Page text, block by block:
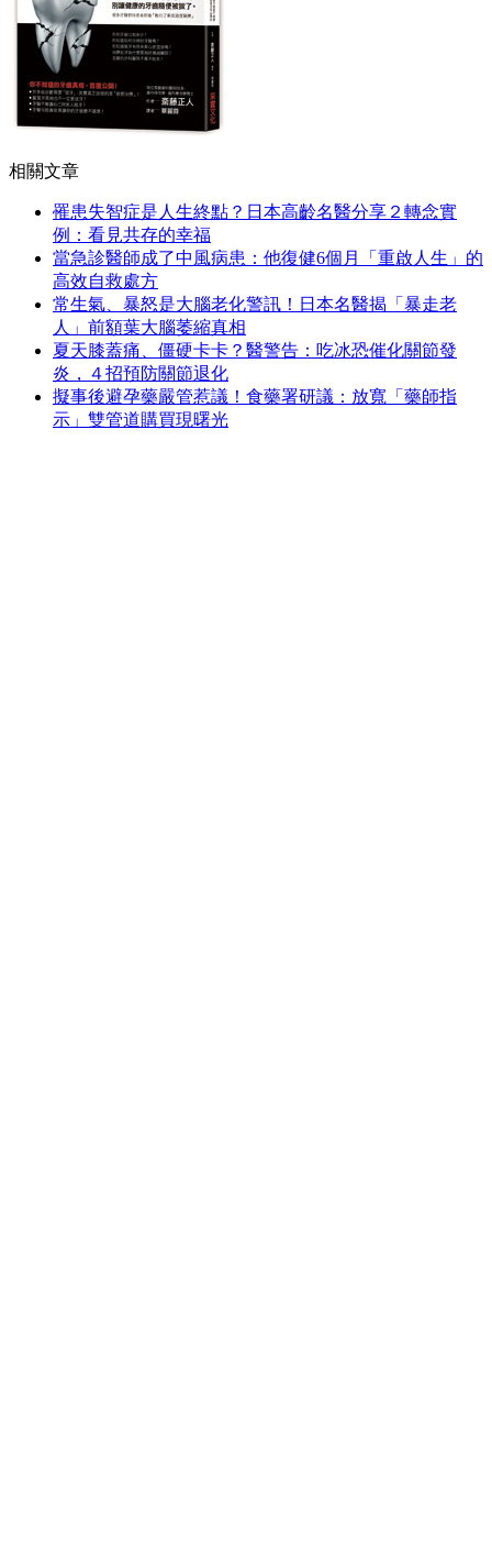
相關文章
罹患失智症是人生終點？日本高齡名醫分享２轉念實
例：看見共存的幸福
當急診醫師成了中風病患：他復健6個月「重啟人生」的
高效自救處方
常生氣、暴怒是大腦老化警訊！日本名醫揭「暴走老
人」前額葉大腦萎縮真相
夏天膝蓋痛、僵硬卡卡？醫警告：吃冰恐催化關節發
炎，４招預防關節退化
擬事後避孕藥嚴管惹議！食藥署研議：放寬「藥師指
示」雙管道購買現曙光